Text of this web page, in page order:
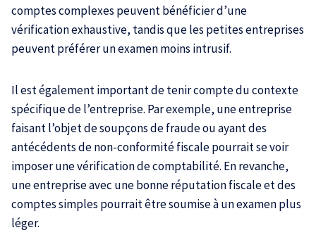
comptes complexes peuvent bénéficier d’une
vérification exhaustive, tandis que les petites entreprises
peuvent préférer un examen moins intrusif.
Il est également important de tenir compte du contexte
spécifique de l’entreprise. Par exemple, une entreprise
faisant l’objet de soupçons de fraude ou ayant des
antécédents de non-conformité fiscale pourrait se voir
imposer une vérification de comptabilité. En revanche,
une entreprise avec une bonne réputation fiscale et des
comptes simples pourrait être soumise à un examen plus
léger.